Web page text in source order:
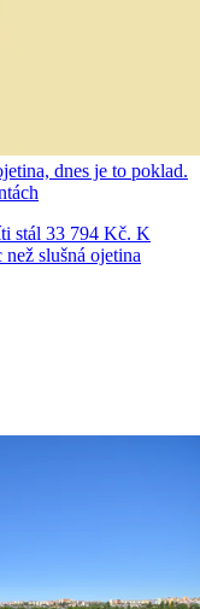
dnes je to poklad.
stál 33 794 Kč. K
slušná ojetina